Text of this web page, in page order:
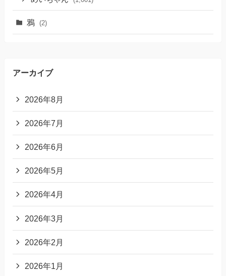
鴉 (2)
アーカイブ
2026年8月
2026年7月
2026年6月
2026年5月
2026年4月
2026年3月
2026年2月
2026年1月